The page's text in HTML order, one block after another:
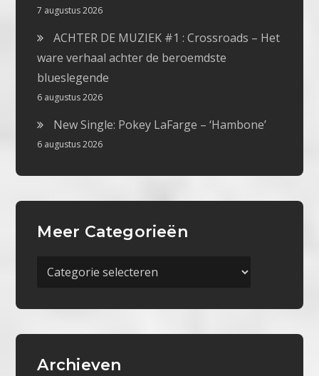
7 augustus 2026
ACHTER DE MUZIEK #1 : Crossroads – Het
ware verhaal achter de beroemdste
blueslegende
6 augustus 2026
New Single: Pokey LaFarge – ‘Hambone’
6 augustus 2026
Meer Categorieën
Meer
Archieven